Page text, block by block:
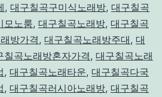
칠
곡
, 대구칠곡구미식노래방, 대구칠곡
모노룸, 대구칠곡노래방, 대구칠곡
방가격, 대구칠곡노래방주대, 대
칠곡노래방혼자가격, 대구칠곡노래
, 대구칠곡노래타운, 대구칠곡다국
, 대구칠곡러시아노래방, 대구칠곡